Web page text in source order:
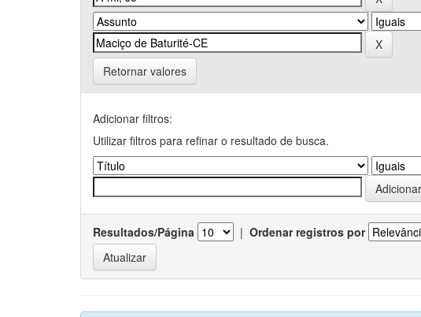
Retornar valores
Adicionar filtros:
Utilizar filtros para refinar o resultado de busca.
Resultados/Página | Ordenar registros por